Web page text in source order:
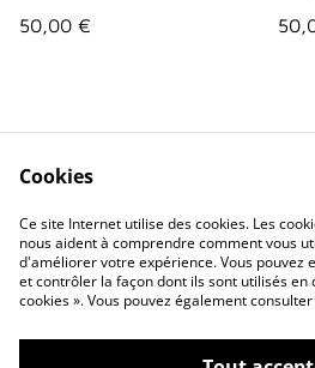
50,00 €
Contactez-nous
Politique de
confidentialité
Cookies
Ce site Internet utilise des cookies. Les
nous aident à comprendre comment vous
d'améliorer votre expérience. Vous pouvez
et contrôler la façon dont ils sont utilisés en
cookies ». Vous pouvez également